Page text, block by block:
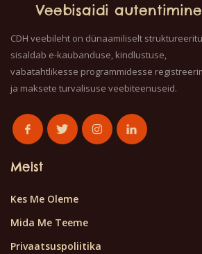
Veebisaidi autentimine
CDH veebileht on dünaamiliselt
sisaldab e-kaubanduse, kindlustuse,
vabatahtlikesse programmidesse
ja maksete turvalisuse veebiteenuseid.
Meist
Kes Me Oleme
Mida Me Teeme
Privaatsuspoliitika